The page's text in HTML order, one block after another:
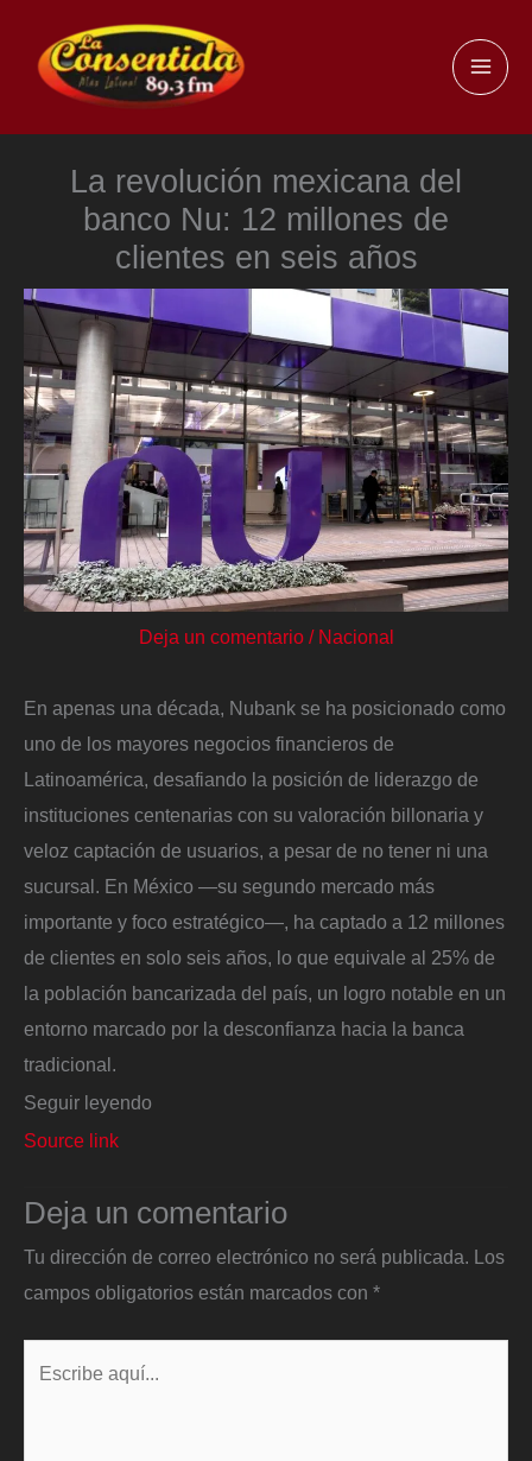
contenido
La revolución mexicana del
banco Nu: 12 millones de
clientes en seis años
Deja un comentario / Nacional
En apenas una década, Nubank se ha posicionado como
uno de los mayores negocios financieros de
Latinoamérica, desafiando la posición de liderazgo de
instituciones centenarias con su valoración billonaria y
veloz captación de usuarios, a pesar de no tener ni una
sucursal. En México —su segundo mercado más
importante y foco estratégico—, ha captado a 12 millones
de clientes en solo seis años, lo que equivale al 25% de
la población bancarizada del país, un logro notable en un
entorno marcado por la desconfianza hacia la banca
tradicional.
Seguir leyendo
Source link
Deja un comentario
Tu dirección de correo electrónico no será publicada. Los
campos obligatorios están marcados con *